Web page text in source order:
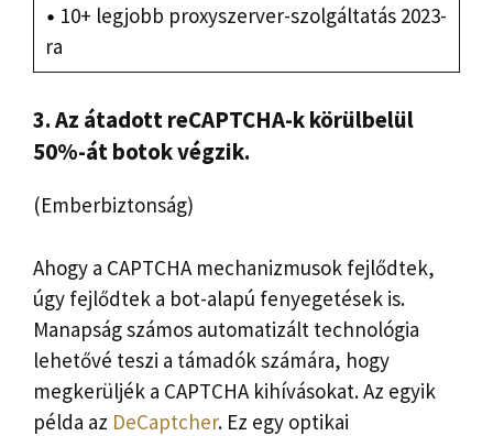
10+ legjobb proxyszerver-szolgáltatás 2023-
ra
3. Az átadott reCAPTCHA-k körülbelül
50%-át botok végzik.
(Emberbiztonság)
Ahogy a CAPTCHA mechanizmusok fejlődtek,
úgy fejlődtek a bot-alapú fenyegetések is.
Manapság számos automatizált technológia
lehetővé teszi a támadók számára, hogy
megkerüljék a CAPTCHA kihívásokat. Az egyik
példa az DeCaptcher. Ez egy optikai